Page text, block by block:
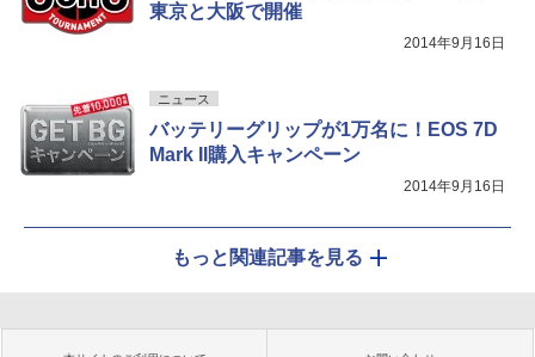
東京と大阪で開催
2014年9月16日
ニュース
バッテリーグリップが1万名に！EOS 7D
Mark II購入キャンペーン
2014年9月16日
もっと関連記事を見る